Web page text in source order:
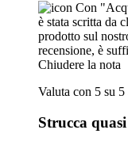
Con
è stata scritta da
prodotto sul
recensione, è
Chiudere la nota
Valuta con 5 su 5
Strucca